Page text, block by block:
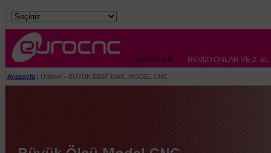
ÜRÜNLER REVİZYONLAR VE 2.
Anasayfa | Ürünler BÜYÜK EBAT MAK. MODEL CNC